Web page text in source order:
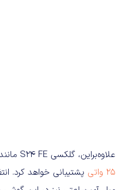
علاوه‌براین، گلکسی S24 FE مانند سایر محصولات سامسونگ از
۲۵ واتی